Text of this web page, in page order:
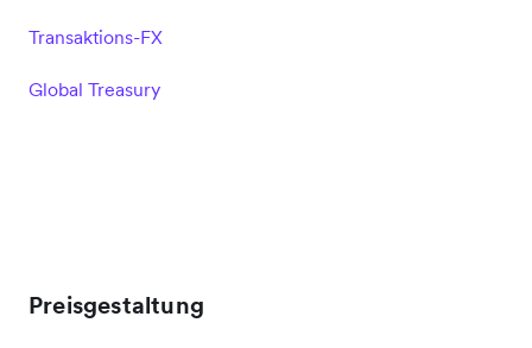
Transaktions-FX
Global Treasury
Preisgestaltung